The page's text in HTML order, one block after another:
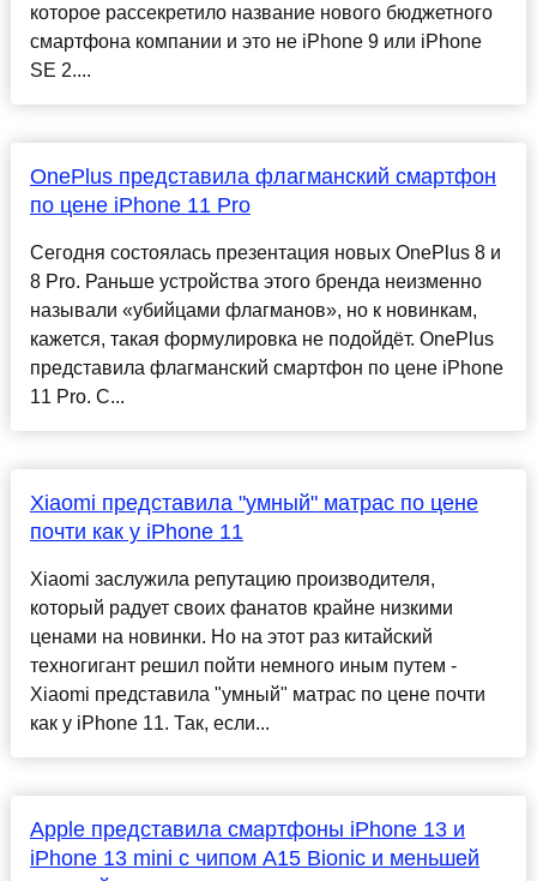
которое рассекретило название нового бюджетного
смартфона компании и это не iPhone 9 или iPhone
SE 2....
OnePlus представила флагманский смартфон
по цене iPhone 11 Pro
Сегодня состоялась презентация новых OnePlus 8 и
8 Pro. Раньше устройства этого бренда неизменно
называли «убийцами флагманов», но к новинкам,
кажется, такая формулировка не подойдёт. OnePlus
представила флагманский смартфон по цене iPhone
11 Pro. С...
Xiaomi представила "умный" матрас по цене
почти как у iPhone 11
Xiaomi заслужила репутацию производителя,
который радует своих фанатов крайне низкими
ценами на новинки. Но на этот раз китайский
техногигант решил пойти немного иным путем -
Xiaomi представила "умный" матрас по цене почти
как у iPhone 11. Так, если...
Apple представила смартфоны iPhone 13 и
iPhone 13 mini с чипом A15 Bionic и меньшей